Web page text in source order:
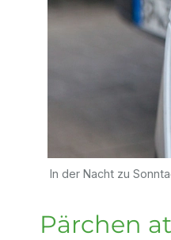
In der Nacht zu
Pärchen